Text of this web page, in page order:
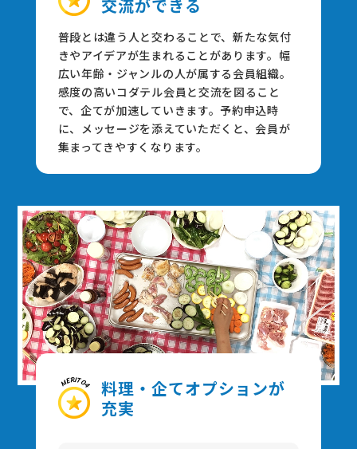
交流ができる
普段とは違う⼈と交わることで、新たな気付
きやアイデアが⽣まれることがあります。幅
広い年齢・ジャンルの⼈が属する会員組織。
感度の⾼いコダテル会員と交流を図ること
で、企てが加速していきます。予約申込時
に、メッセージを添えていただくと、会員が
集まってきやすくなります。
料理・企てオプションが
充実